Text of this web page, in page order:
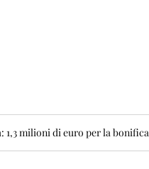
1,3 milioni di euro per la bonifica